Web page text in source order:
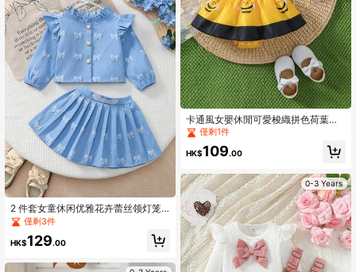
2 件套女童休闲优雅花卉蕾丝领灯笼
袖蝴蝶结提花珍珠开衫和百褶裙套
装，春秋季
僅剩3件
HK$129.00
卡通風女嬰休閒可愛梭織拼色荷葉邊
肩帶印花洋裝與帽子套裝，夏季度假
日常穿著
僅剩1件
HK$109.00
0-3 Years